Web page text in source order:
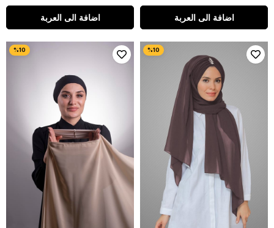
اضافة الى العربة اضافة الى العربة